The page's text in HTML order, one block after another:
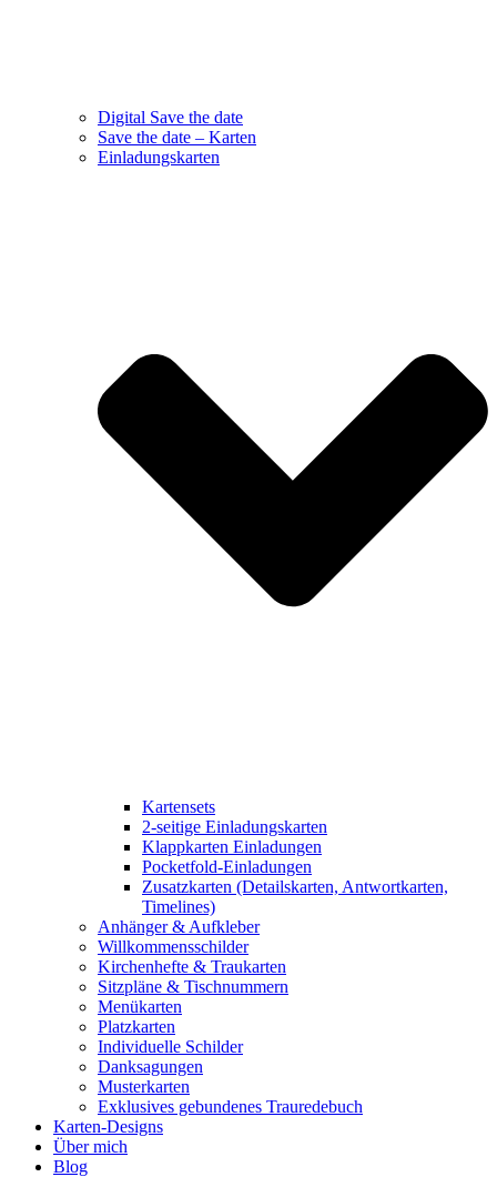
Digital Save the date
Save the date – Karten
Einladungskarten
Kartensets
2-seitige Einladungskarten
Klappkarten Einladungen
Pocketfold-Einladungen
Zusatzkarten (Detailskarten, Antwortkarten,
Timelines)
Anhänger & Aufkleber
Willkommensschilder
Kirchenhefte & Traukarten
Sitzpläne & Tischnummern
Menükarten
Platzkarten
Individuelle Schilder
Danksagungen
Musterkarten
Exklusives gebundenes Trauredebuch
Karten-Designs
Über mich
Blog